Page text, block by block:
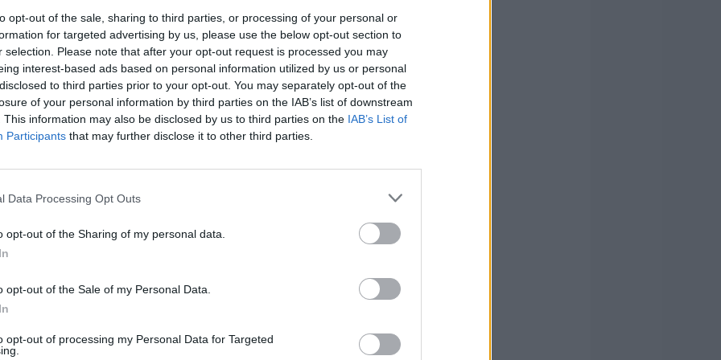
opt-out of the sale, sharing to third parties, or processing of your personal or
for targeted advertising by us, please use the below opt-out section to
selection. Please note that after your opt-out request is processed you may
interest-based ads based on personal information utilized by us or personal
to third parties prior to your opt-out. You may separately opt-out of the
of your personal information by third parties on the IAB’s list of downstream
This information may also be disclosed by us to third parties on the IAB’s List of
Participants that may further disclose it to other third parties.
Data Processing Opt Outs
opt-out of the Sharing of my personal data.
opt-out of the Sale of my Personal Data.
opt-out of processing my Personal Data for Targeted
nos juzgaron de violadores, siendo inocentes, no
"Todo el mundo nos mira raro, hemos
Policía y estamos destrozados", ha indicado uno
que los testigos han declarado es que "nos vieron
a nada".
momento mientras más decíamos la verdad
a la juez encargada del caso. "Se
un familiar, mientras que uno de los chicos
momento". Respecto a los dos menores que
y que ya han abandonado este
hay derecho".